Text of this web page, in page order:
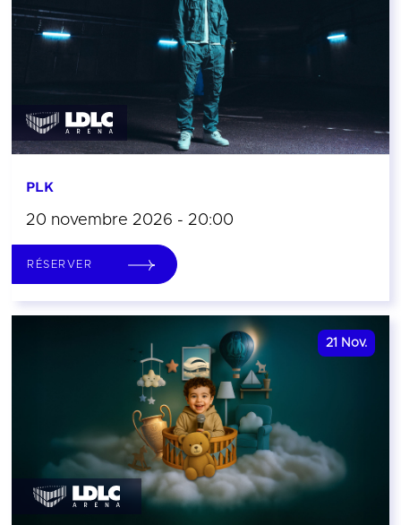
PLK
20 novembre 2026 - 20:00
RÉSERVER
21 Nov.